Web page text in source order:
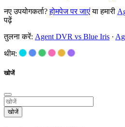
नए उपयोगकर्ता?होमपेज पर जाएंया हमारी
पढ़ें
तुलना करें: Agent DVR vs Blue Iris ·
थीम:
खोजें
खोजें